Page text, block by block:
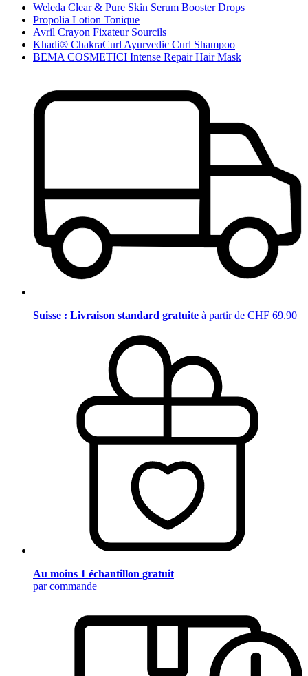
Weleda Clear & Pure Skin Serum Booster Drops
Propolia Lotion Tonique
Avril Crayon Fixateur Sourcils
Khadi® ChakraCurl Ayurvedic Curl Shampoo
BEMA COSMETICI Intense Repair Hair Mask
Suisse : Livraison standard gratuite à partir de CHF 69.90
Au moins 1 échantillon gratuit
par commande